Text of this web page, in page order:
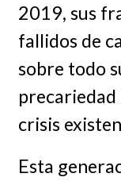
2019, sus
fallidos de
sobre todo
crisis
Esta